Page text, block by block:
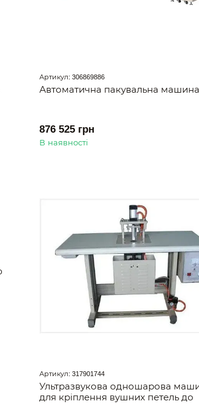
Артикул: 306869886
Автоматична пакувальна машина
876 525 грн
В наявності
Артикул: 317901744
Ультразвукова одношарова
для кріплення вушних петель до